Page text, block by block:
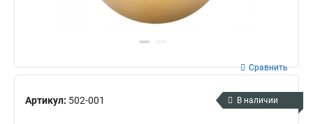
Артикул: 502-001
Сравнить
В наличии